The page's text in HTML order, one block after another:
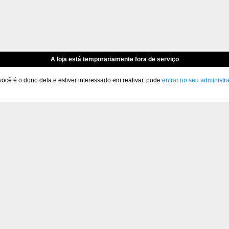
A loja está temporariamente fora de serviço
é o dono dela e estiver interessado em reativar, pode entrar no seu